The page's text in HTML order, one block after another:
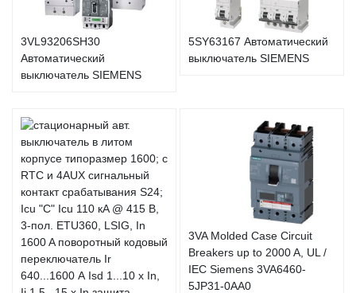
3VL93206SH30
Автоматический
выключатель SIEMENS
5SY63167 Автоматический
выключатель SIEMENS
3VA Molded Case Circuit
Breakers up to 2000 A, UL /
IEC Siemens 3VA6460-
5JP31-0AA0